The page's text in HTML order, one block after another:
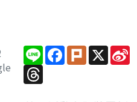
LineFacebook
PlurkX
Threads